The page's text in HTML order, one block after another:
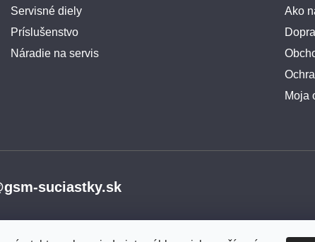
Servisné diely
Príslušenstvo
Náradie na servis
Ako
Moja
suciastky.sk